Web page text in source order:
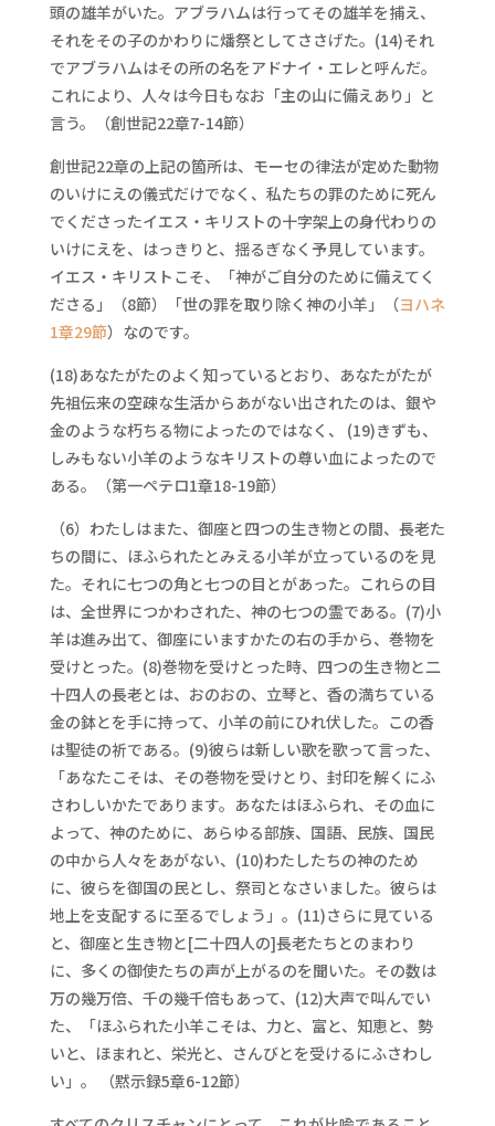
頭の雄羊がいた。アブラハムは行ってその雄羊を捕え、
それをその子のかわりに燔祭としてささげた。(14)それ
でアブラハムはその所の名をアドナイ・エレと呼んだ。
これにより、人々は今日もなお「主の山に備えあり」と
言う。（創世記22章7-14節）
創世記22章の上記の箇所は、モーセの律法が定めた動物
のいけにえの儀式だけでなく、私たちの罪のために死ん
でくださったイエス・キリストの十字架上の身代わりの
いけにえを、はっきりと、揺るぎなく予見しています。
イエス・キリストこそ、「神がご自分のために備えてく
ださる」（8節）「世の罪を取り除く神の小羊」（ヨハネ
1章29節）なのです。
(18)あなたがたのよく知っているとおり、あなたがたが
先祖伝来の空疎な生活からあがない出されたのは、銀や
金のような朽ちる物によったのではなく、 (19)きずも、
しみもない小羊のようなキリストの尊い血によったので
ある。（第一ペテロ1章18-19節）
（6）わたしはまた、御座と四つの生き物との間、長老た
ちの間に、ほふられたとみえる小羊が立っているのを見
た。それに七つの角と七つの目とがあった。これらの目
は、全世界につかわされた、神の七つの霊である。(7)小
羊は進み出て、御座にいますかたの右の手から、巻物を
受けとった。(8)巻物を受けとった時、四つの生き物と二
十四人の長老とは、おのおの、立琴と、香の満ちている
金の鉢とを手に持って、小羊の前にひれ伏した。この香
は聖徒の祈である。(9)彼らは新しい歌を歌って言った、
「あなたこそは、その巻物を受けとり、封印を解くにふ
さわしいかたであります。あなたはほふられ、その血に
よって、神のために、あらゆる部族、国語、民族、国民
の中から人々をあがない、(10)わたしたちの神のため
に、彼らを御国の民とし、祭司となさいました。彼らは
地上を支配するに至るでしょう」。(11)さらに見ている
と、御座と生き物と[二十四人の]長老たちとのまわり
に、多くの御使たちの声が上がるのを聞いた。その数は
万の幾万倍、千の幾千倍もあって、(12)大声で叫んでい
た、「ほふられた小羊こそは、力と、富と、知恵と、勢
いと、ほまれと、栄光と、さんびとを受けるにふさわし
い」。 （黙示録5章6-12節）